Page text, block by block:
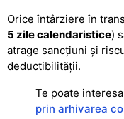
Orice întârziere în
5 zile calendaristice)
atrage sancțiuni și
deductibilității.
Te poate
prin arhivarea